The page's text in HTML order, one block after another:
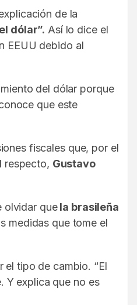
de la
dólar”. Así lo dice el
EEUU debido al
del dólar porque
que este
fiscales que, por el
respecto, Gustavo
olvidar quela brasileña
medidas que tome el
el tipo de cambio. “El
Y explica que no es